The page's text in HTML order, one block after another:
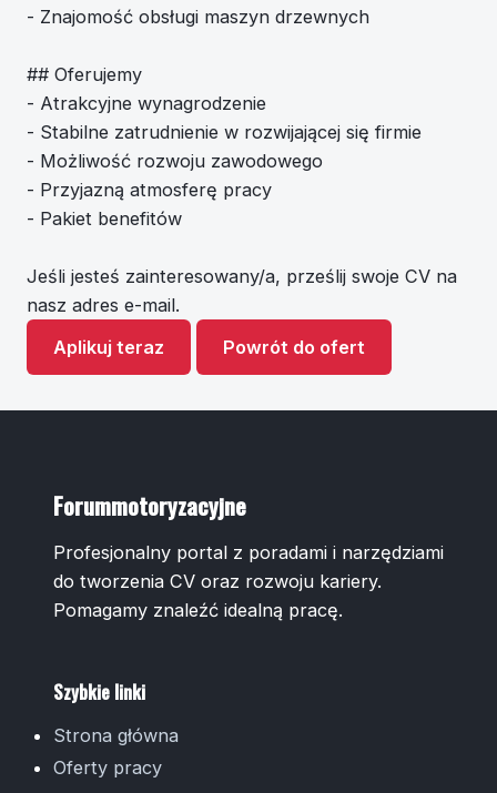
- Znajomość obsługi maszyn drzewnych
## Oferujemy
- Atrakcyjne wynagrodzenie
- Stabilne zatrudnienie w rozwijającej się firmie
- Możliwość rozwoju zawodowego
- Przyjazną atmosferę pracy
- Pakiet benefitów
Jeśli jesteś zainteresowany/a, prześlij swoje CV na
nasz adres e-mail.
Aplikuj teraz
Powrót do ofert
Forummotoryzacyjne
Profesjonalny portal z poradami i narzędziami
do tworzenia CV oraz rozwoju kariery.
Pomagamy znaleźć idealną pracę.
Szybkie linki
Strona główna
Oferty pracy